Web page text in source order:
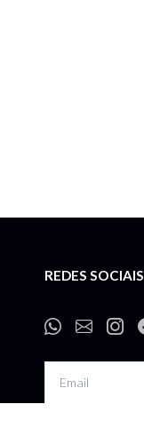
REDES SOCIAIS